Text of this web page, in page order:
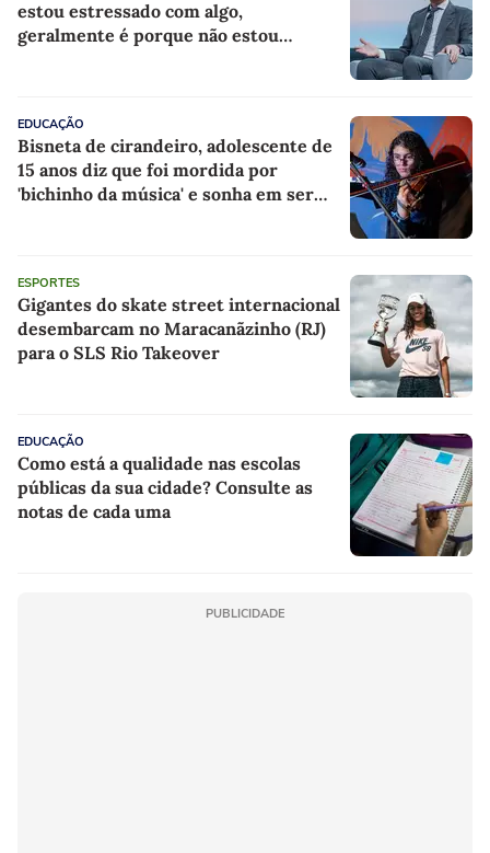
estou estressado com algo,
geralmente é porque não estou
EDUCAÇÃO
Bisneta de cirandeiro, adolescente de
15 anos diz que foi mordida por
'bichinho da música' e sonha em ser
ESPORTES
Gigantes do skate street internacional
desembarcam no Maracanãzinho (RJ)
para o SLS Rio Takeover
EDUCAÇÃO
Como está a qualidade nas escolas
públicas da sua cidade? Consulte as
notas de cada uma
PUBLICIDADE